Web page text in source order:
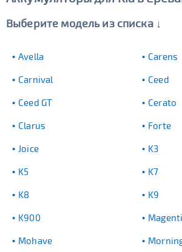
Выберите модель из списка ↓
Avella Carens
Carnival Ceed
Ceed GT Cerato
Clarus Forte
Joice K3
K5 K7
K8 K9
K900
Mohave